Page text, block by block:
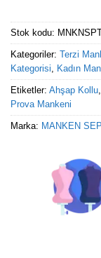
Stok kodu:
Kategoriler: Terzi
Kategorisi, Kadın
Etiketler: Ahşap Kollu,
Prova Mankeni
Marka: MANKEN